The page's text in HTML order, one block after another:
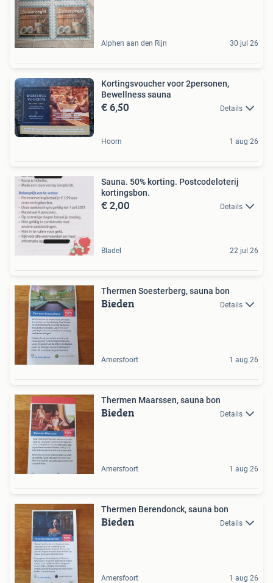
Alphen aan den Rijn 30 jul 26
Kortingsvoucher voor 2personen,
Bewellness sauna
€ 6,50 Details
Hoorn 1 aug 26
Sauna. 50% korting. Postcodeloterij
kortingsbon.
€ 2,00 Details
Bladel 22 jul 26
Thermen Soesterberg, sauna bon
Bieden Details
Amersfoort 1 aug 26
Thermen Maarssen, sauna bon
Bieden Details
Amersfoort 1 aug 26
Thermen Berendonck, sauna bon
Bieden Details
Amersfoort 1 aug 26